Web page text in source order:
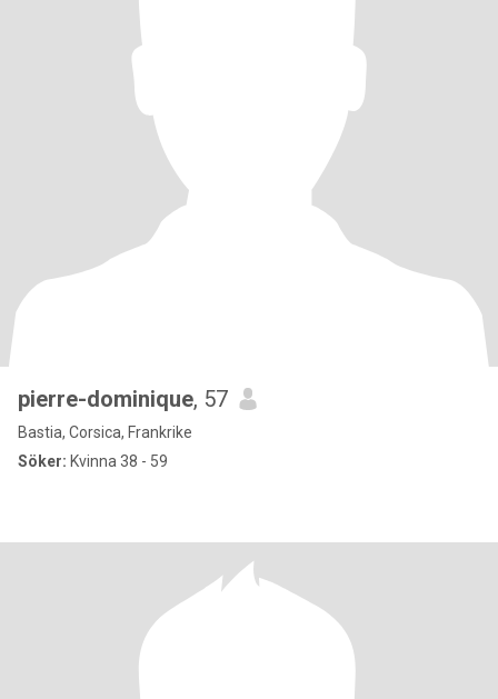
pierre-dominique, 57
Bastia, Corsica, Frankrike
Söker: Kvinna 38 - 59